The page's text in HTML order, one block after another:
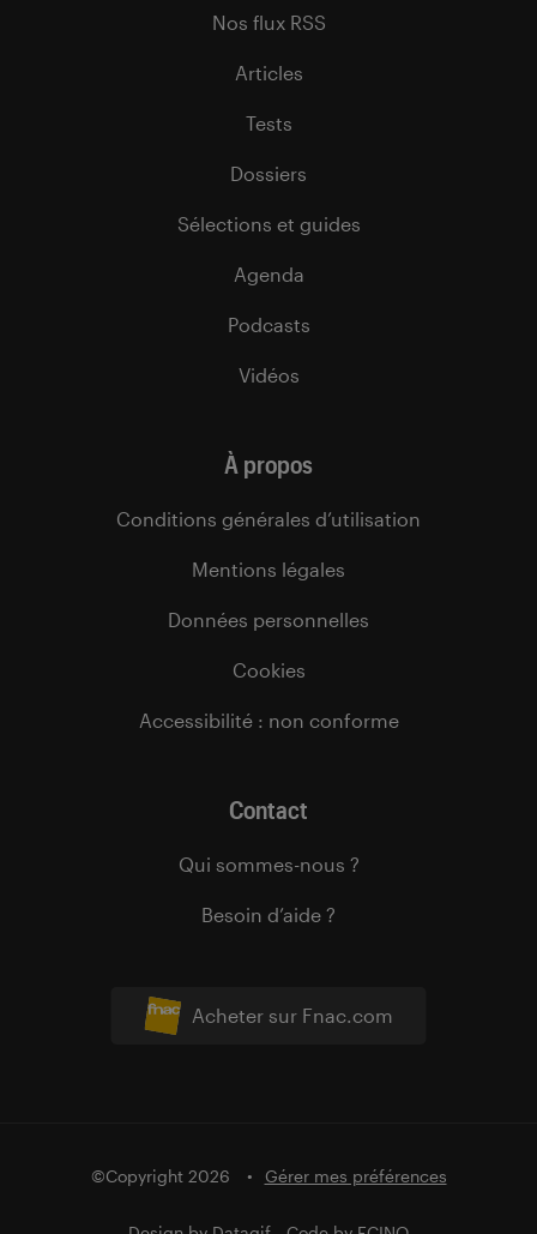
Acheter sur Fnac.com
Nos flux RSS
Articles
Tests
Dossiers
Sélections et guides
Agenda
Podcasts
Vidéos
À propos
Conditions générales d’utilisation
Mentions légales
Données personnelles
Cookies
Accessibilité : non conforme
Contact
Qui sommes-nous ?
Besoin d’aide ?
©Copyright 2026 Gérer mes préférences